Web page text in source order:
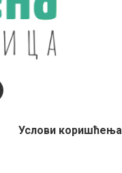
Услови коришћења